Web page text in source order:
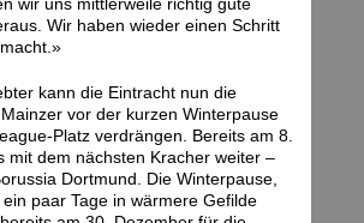
Wir haben wieder einen Schritt
kann die Eintracht nun die
vor der kurzen Winterpause
Platz verdrängen. Bereits am 8.
mit dem nächsten Kracher weiter –
Dortmund. Die Winterpause,
paar Tage in wärmere Gefilde